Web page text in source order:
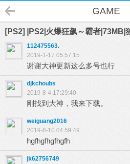
GAME
[PS2] |PS2|火爆狂飙～霸者|73MB|
112475563.
2019-1-17 05:57:15
谢谢大神更新这么多号也行
djkchoubs
2019-8-4 17:29:40
刚找到大神，我来下载。
weiguang2016
2019-8-10 04:59:49
hgfhgfhgfhgfh
jk62756749